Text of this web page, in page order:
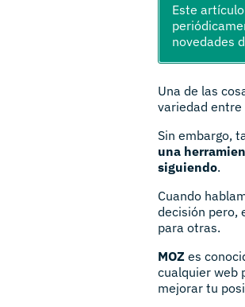
Este
novedades
Una de las
variedad
Sin embargo,
una
siguiendo.
Cuando
decisión pero,
para otras.
MOZ es
cualquier web
mejorar tu